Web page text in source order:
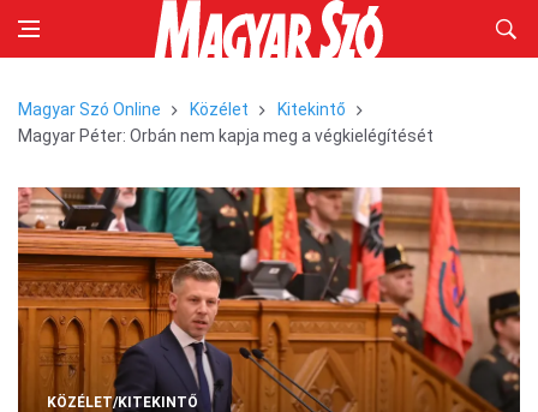
Magyar Szó Online Közélet
Kitekintő
Magyar Péter: Orbán nem kapja meg a végkielégítését
KÖZÉLET/KITEKINTŐ